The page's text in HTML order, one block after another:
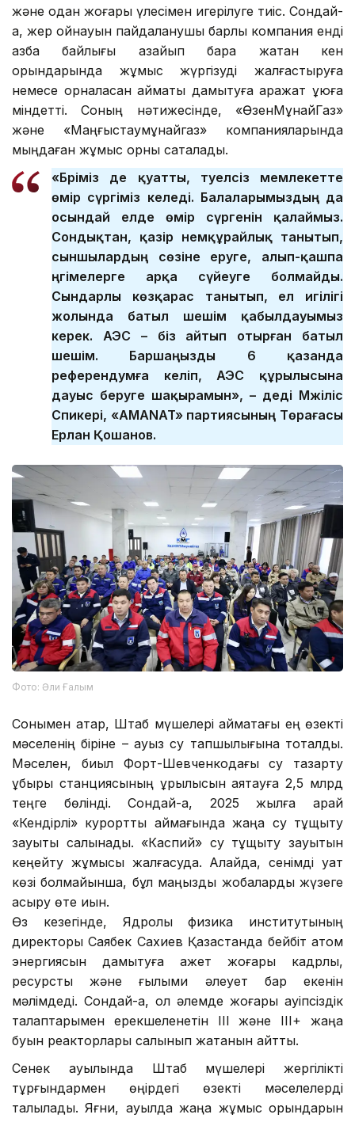
және одан жоғары үлесімен игерілуге тиіс. Сондай-
ақ, жер қойнауын пайдаланушы барлық компания енді
қазба байлығы азайып бара жатқан кен
орындарында жұмыс жүргізуді жалғастыруға
немесе орналасқан аймақты дамытуға қаражат құюға
міндетті. Соның нәтижесінде, «ӨзенМұнайГаз»
және «Маңғыстаумұнайгаз» компанияларында
мыңдаған жұмыс орны сақталады.
«Бәріміз де қуатты, тәуелсіз мемлекетте
өмір сүргіміз келеді. Балаларымыздың да
осындай елде өмір сүргенін қалаймыз.
Сондықтан, қазір немқұрайлық танытып,
сыншылардың сөзіне еруге, алып-қашпа
әңгімелерге арқа сүйеуге болмайды.
Сындарлы көзқарас танытып, ел игілігі
жолында батыл шешім қабылдауымыз
керек. АЭС – біз айтып отырған батыл
шешім. Баршаңызды 6 қазанда
референдумға келіп, АЭС құрылысына
дауыс беруге шақырамын», – деді Мәжіліс
Спикері, «AMANAT» партиясының Төрағасы
Ерлан Қошанов.
Фото: Әли Ғалым
Сонымен қатар, Штаб мүшелері аймақтағы ең өзекті
мәселенің біріне – ауыз су тапшылығына тоқталды.
Мәселен, биыл Форт-Шевченкодағы су тазарту
құбыры станциясының құрылысын аяқтауға 2,5 млрд
теңге бөлінді. Сондай-ақ, 2025 жылға қарай
«Кендірлі» курорттық аймағында жаңа су тұщыту
зауыты салынады. «Каспий» су тұщыту зауытын
кеңейту жұмысы жалғасуда. Алайда, сенімді қуат
көзі болмайынша, бұл маңызды жобаларды жүзеге
асыру өте қиын.
Өз кезегінде, Ядролық физика институтының
директоры Саябек Сахиев Қазақстанда бейбіт атом
энергиясын дамытуға қажет жоғары кадрлық,
ресурстық және ғылыми әлеует бар екенін
мәлімдеді. Сондай-ақ, ол әлемде жоғары қауіпсіздік
талаптарымен ерекшеленетін III және III+ жаңа
буын реакторлары салынып жатқанын айтты.
Сенек ауылында Штаб мүшелері жергілікті
тұрғындармен өңірдегі өзекті мәселелерді
талқылады. Яғни, ауылда жаңа жұмыс орындарын